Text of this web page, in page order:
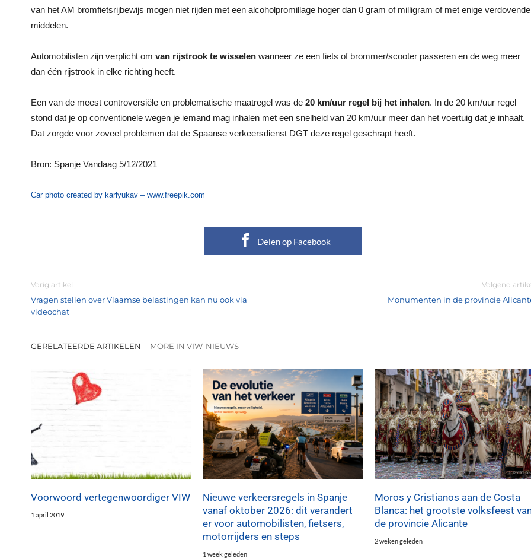
van het AM bromfietsrijbewijs mogen niet rijden met een alcoholpromillage hoger dan 0 gram of milligram of met enige verdovende
middelen.
Automobilisten zijn verplicht om van rijstrook te wisselen wanneer ze een fiets of brommer/scooter passeren en de weg meer
dan één rijstrook in elke richting heeft.
Een van de meest controversiële en problematische maatregel was de 20 km/uur regel bij het inhalen. In de 20 km/uur regel
stond dat je op conventionele wegen je iemand mag inhalen met een snelheid van 20 km/uur meer dan het voertuig dat je inhaalt.
Dat zorgde voor zoveel problemen dat de Spaanse verkeersdienst DGT deze regel geschrapt heeft.
Bron: Spanje Vandaag 5/12/2021
Car photo created by karlyukav – www.freepik.com
Delen op Facebook
Vorig artikel
Vragen stellen over Vlaamse belastingen kan nu ook via
videochat
Volgend
Monumenten in de provincie
GERELATEERDE ARTIKELEN MORE IN VIW-NIEUWS
Voorwoord vertegenwoordiger VIW
1 april 2019
Nieuwe verkeersregels in Spanje
vanaf oktober 2026: dit verandert
er voor automobilisten, fietsers,
motorrijders en steps
1 week geleden
Moros y Cristianos aan de Costa
Blanca: het grootste volksfeest
de provincie Alicante
2 weken geleden